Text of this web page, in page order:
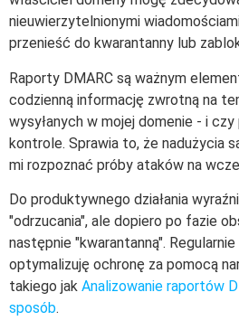
nieuwierzytelnionymi
przenieść do kwarantanny lub
Raporty DMARC są ważnym
codzienną informację zwrotną na
wysyłanych w mojej domenie - i
kontrole. Sprawia to, że nadużycia
mi rozpoznać próby ataków na
Do produktywnego działania
"odrzucania", ale dopiero po fazie
następnie "kwarantanną".
optymalizuję ochronę za pomocą
takiego jak Analizowanie raportów
sposób.